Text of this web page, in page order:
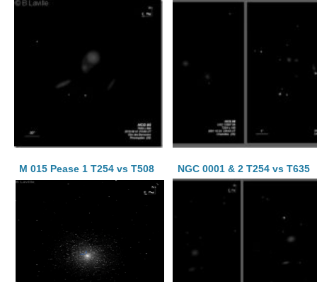
M 015 Pease 1 T254 vs T508 NGC 0001 & 2 T254 vs T635